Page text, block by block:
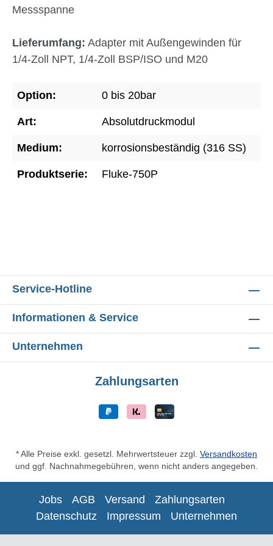
Messspanne
Lieferumfang: Adapter mit Außengewinden für
1/4-Zoll NPT, 1/4-Zoll BSP/ISO und M20
Option: 0 bis 20bar
Art: Absolutdruckmodul
Medium: korrosionsbeständig (316 SS)
Produktserie: Fluke-750P
Service-Hotline
Informationen & Service
Unternehmen
Zahlungsarten
* Alle Preise exkl. gesetzl. Mehrwertsteuer zzgl. Versandkosten
und ggf. Nachnahmegebühren, wenn nicht anders angegeben.
Jobs AGB Versand
Zahlungsarten
Datenschutz
Impressum Unternehmen